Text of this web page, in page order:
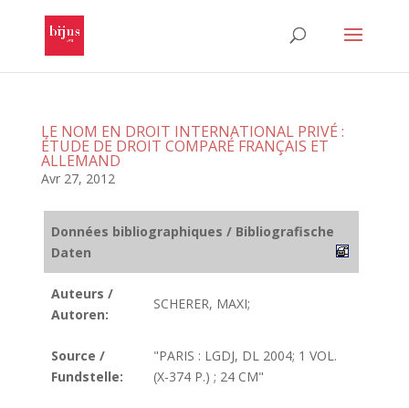
LE NOM EN DROIT INTERNATIONAL PRIVÉ :
ÉTUDE DE DROIT COMPARÉ FRANÇAIS ET
ALLEMAND
Avr 27, 2012
Données bibliographiques / Bibliografische
Daten
Auteurs /
Autoren:
SCHERER, MAXI;
Source /
Fundstelle:
"PARIS : LGDJ, DL 2004; 1 VOL.
(X-374 P.) ; 24 CM"